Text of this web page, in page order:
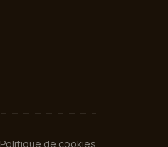
Politique de cookies